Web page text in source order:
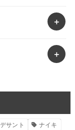
デサント
ナイキ